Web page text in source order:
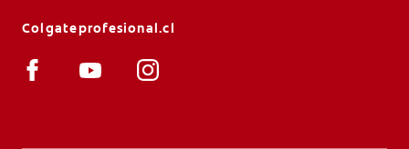
Colgateprofesional.cl